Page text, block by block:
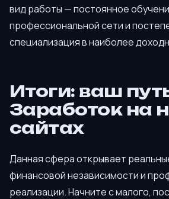
вид работы — постоянное
профессиональной сети и
специализация в наиболее
Итоги: ваш
Заработок на
сайтах
Данная сфера открывает
финансовой независимости и
реализации. Начните с малого,